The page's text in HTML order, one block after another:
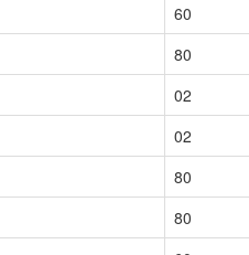
60
80
02
02
80
80